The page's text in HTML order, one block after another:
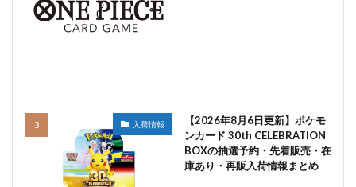
入荷情報
【2026年8月6日更新】ポケモ
ンカード 30th CELEBRATION
BOXの抽選予約・先着販売・在
庫あり・再販入荷情報まとめ